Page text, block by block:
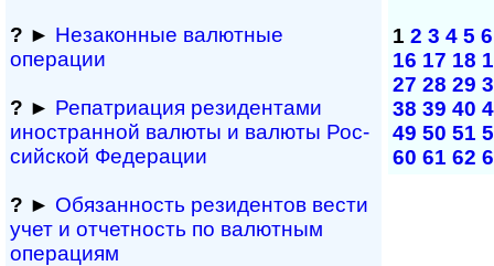
? ► Незаконные валютные
операции
? ► Репатриация ре­зи­ден­та­ми
иностранной ва­лю­ты и валюты Рос­
сий­ской Федерации
? ► Обязанность резиден­тов вести
учет и отчетность по валютным
операциям
1 2 3 4 5 6
16 17 18
27 28 29
38 39 40
49 50 51
60 61 62